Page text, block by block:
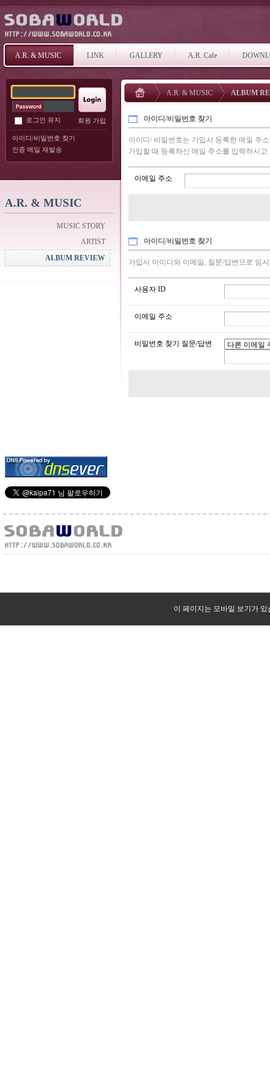
A.R. & MUSIC LINK GALLERY A.R. Cafe
로그인 유지 회원 가입
아이디/비밀번호 찾기
인증 메일 재발송
A.R. & MUSIC
MUSIC STORY
ARTIST
ALBUM REVIEW
A.R. & MUSIC ALBUM
아이디/비밀번호 찾기
아이디/ 비밀번호는 가입시 등록한 메일 주
가입할 때 등록하신 메일 주소를 입력하시
이메일 주소
아이디/비밀번호 찾기
가입시 아이디와 이메일, 질문/답변으로 임
사용자 ID
이메일 주소
비밀번호 찾기 질문/답변
이 페이지는 모바일 보기가